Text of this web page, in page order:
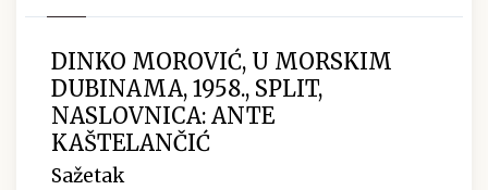
DINKO MOROVIĆ, U MORSKIM
DUBINAMA, 1958., SPLIT,
NASLOVNICA: ANTE
KAŠTELANČIĆ
Sažetak